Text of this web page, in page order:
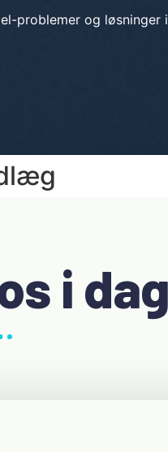
problemer og løsninger
i